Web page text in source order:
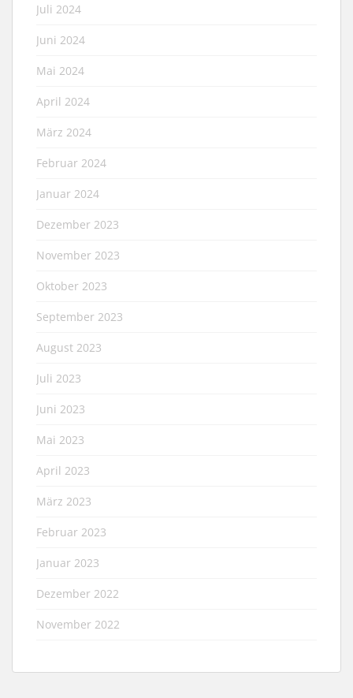
Juli 2024
Juni 2024
Mai 2024
April 2024
März 2024
Februar 2024
Januar 2024
Dezember 2023
November 2023
Oktober 2023
September 2023
August 2023
Juli 2023
Juni 2023
Mai 2023
April 2023
März 2023
Februar 2023
Januar 2023
Dezember 2022
November 2022